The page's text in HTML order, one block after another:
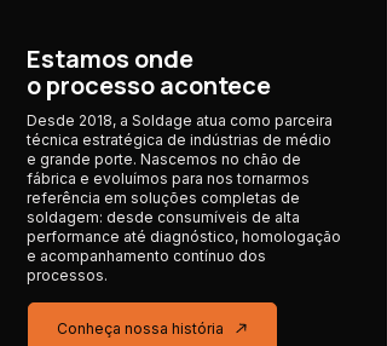
Estamos onde
o processo acontece
Desde 2018, a Soldage atua como parceira
técnica estratégica de indústrias de médio
e grande porte. Nascemos no chão de
fábrica e evoluímos para nos tornarmos
referência em soluções completas de
soldagem: desde consumíveis de alta
performance até diagnóstico, homologação
e acompanhamento contínuo dos
processos.
Conheça nossa história